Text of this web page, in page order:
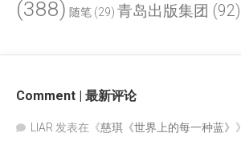
(388) 随笔 (29) 青岛出版集团 (92)
Comment | 最新评论
LIAR 发表在《慈琪《世界上的每一种蓝》 》